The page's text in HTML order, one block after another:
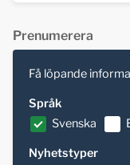
Prenumerera
Få löpande
Språk
Svenska
Nyhetstyper